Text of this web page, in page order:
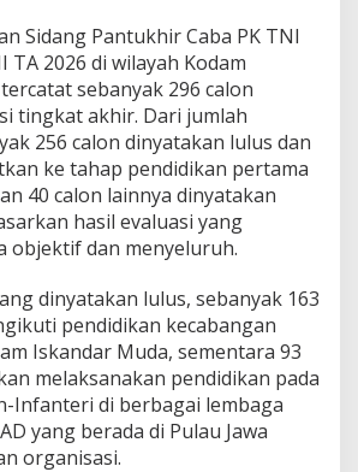
Sidang Pantukhir Caba PK TNI
TA 2026 di wilayah Kodam
sebanyak 296 calon
tingkat akhir. Dari jumlah
256 calon dinyatakan lulus dan
ke tahap pendidikan pertama
40 calon lainnya dinyatakan
hasil evaluasi yang
objektif dan menyeluruh.
dinyatakan lulus, sebanyak 163
pendidikan kecabangan
Iskandar Muda, sementara 93
melaksanakan pendidikan pada
Infanteri di berbagai lembaga
yang berada di Pulau Jawa
organisasi.